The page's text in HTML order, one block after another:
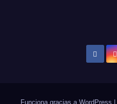
Funciona gracias a WordPress